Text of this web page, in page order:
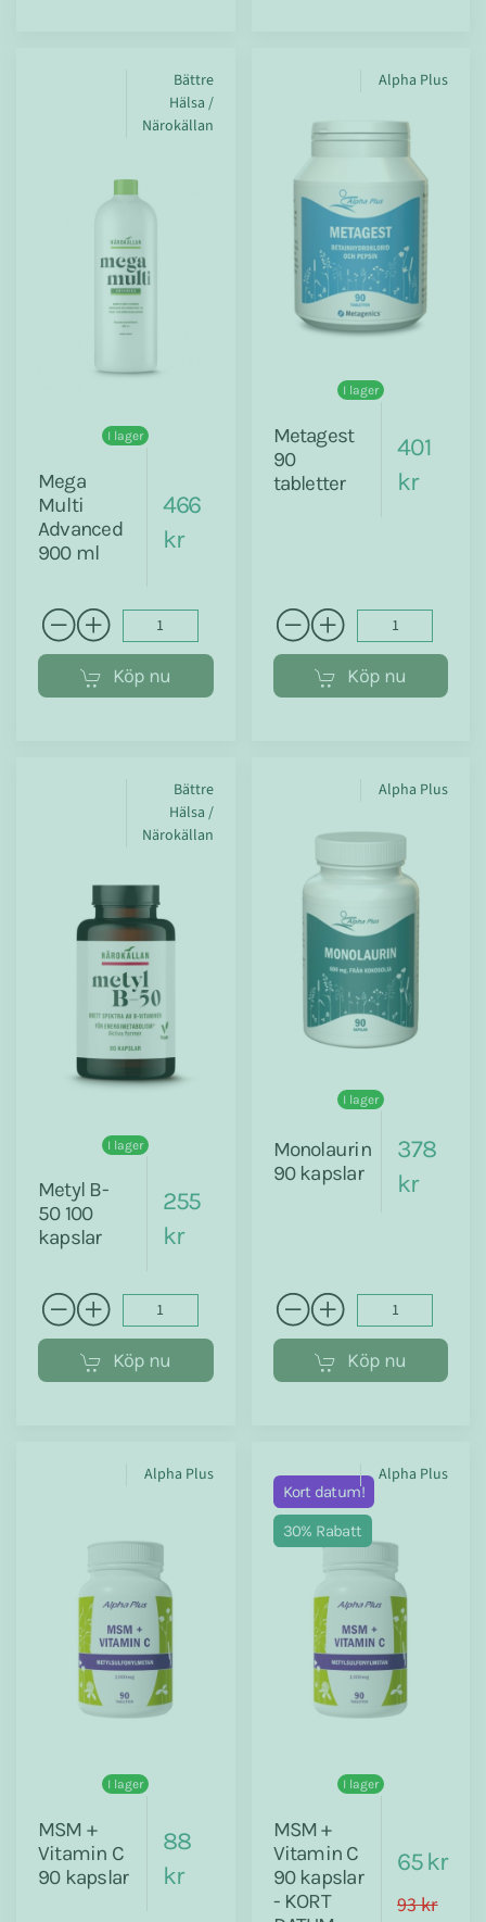
Bättre
Hälsa /
Närokällan
I lager
Mega
Multi
Advanced
900 ml
466
kr
Köp nu
Alpha Plus
I lager
Metagest
90
tabletter
401
kr
Köp nu
Bättre
Hälsa /
Närokällan
I lager
Metyl B-
50 100
kapslar
255
kr
Köp nu
Alpha Plus
I lager
Monolaurin
90 kapslar
378
kr
Köp nu
Alpha Plus
I lager
MSM +
Vitamin C
90 kapslar
88
kr
Kort datum!
30% Rabatt
Alpha Plus
I lager
MSM +
Vitamin C
90 kapslar
- KORT
65 kr
93 kr